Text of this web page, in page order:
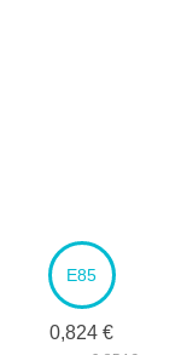
E85
0,824 €